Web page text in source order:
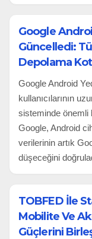
Google
Güncelledi:
Depolama
Google Android
kullanıcılarının
sisteminde önemli
Google, Android
verilerinin artık
düşeceğini
TOBFED İle
Mobilite Ve
Güçlerini